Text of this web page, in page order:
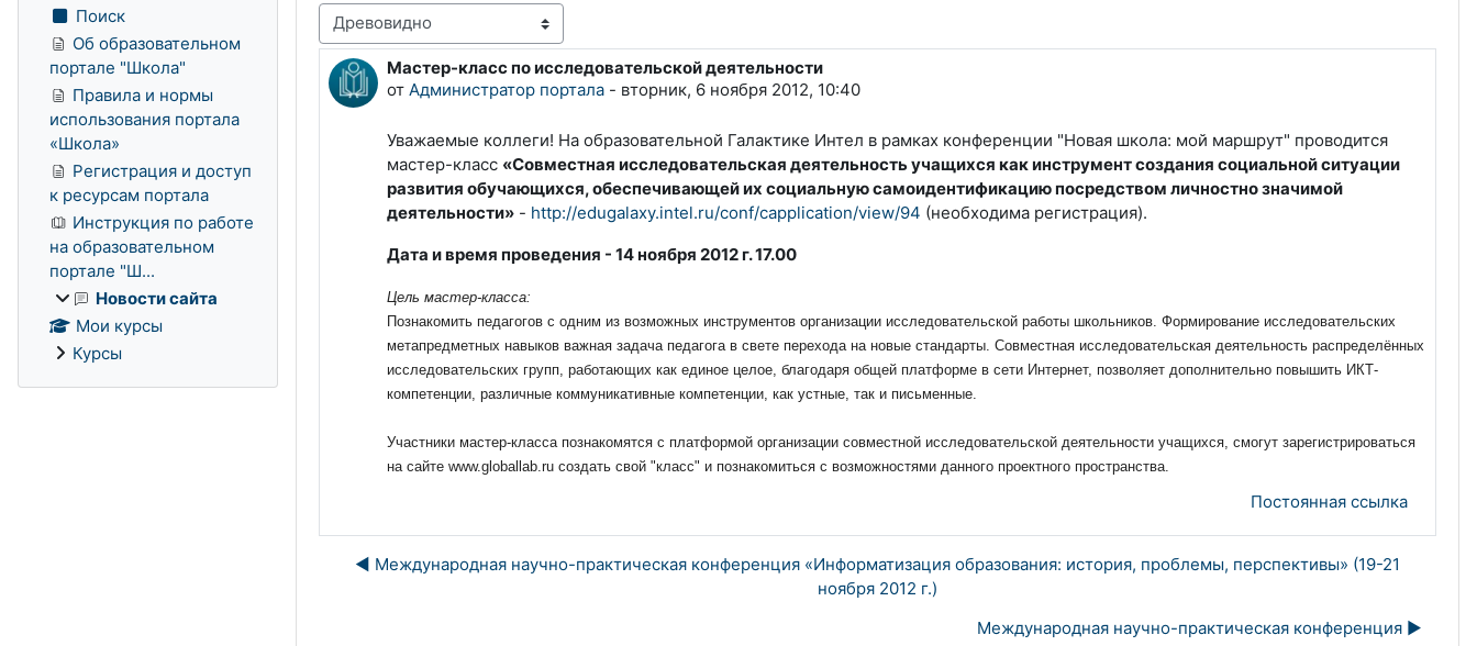
Режим отображения
Мастер-класс по исследовательской деятельности
от Администратор портала- вторник, 6 ноября 2012, 10:40
Количество ответов: 0
Уважаемые коллеги! На образовательной Галактике Интел в рамках конференции "Новая школа: мой маршрут" проводится
мастер-класс «Совместная исследовательская деятельность учащихся как инструмент создания социальной ситуации
развития обучающихся, обеспечивающей их социальную самоидентификацию посредством личностно значимой
деятельности»- http://edugalaxy.intel.ru/conf/capplication/view/94 (необходима регистрация).
Дата и время проведения - 14 ноября 2012 г. 17.00
Цель мастер-класса:
Познакомить педагогов с одним из возможных инструментов организации исследовательской работы школьников. Формирование исследовательских
метапредметных навыков важная задача педагога в свете перехода на новые стандарты. Совместная исследовательская деятельность распределённых
исследовательских групп, работающих как единое целое, благодаря общей платформе в сети Интернет, позволяет дополнительно повышить ИКТ-
компетенции, различные коммуникативные компетенции, как устные, так и письменные.
Участники мастер-класса познакомятся с платформой организации совместной исследовательской деятельности учащихся, смогут зарегистрироваться
на сайте www.globallab.ru создать свой "класс" и познакомиться с возможностями данного проектного пространства.
Постоянная ссылка
◀︎ Международная научно-практическая конференция «Информатизация образования: история, проблемы, перспективы» (19-21
ноября 2012 г.)
Международная научно-практическая конференция ▶︎
Поиск
Об образовательном
портале "Школа"
Правила и нормы
использования портала
«Школа»
Регистрация и доступ
к ресурсам портала
Инструкция по работе
на образовательном
портале "Ш...
Новости сайта
Мои курсы
Курсы